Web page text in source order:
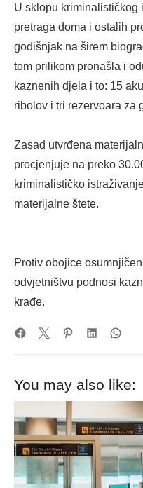
U sklopu
pretraga doma i ostalih
godišnjak na širem
tom prilikom pronašla i
kaznenih djela i to: 15
ribolov i tri rezervoara za
Zasad utvrđena
procjenjuje na preko
kriminalističko
materijalne štete.
Protiv obojice
odvjetništvu podnosi
krađe.
You may also like: